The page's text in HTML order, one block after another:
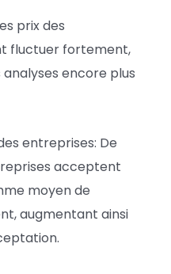
prix des
fluctuer fortement,
encore plus
entreprises: De
acceptent
moyen de
augmentant ainsi